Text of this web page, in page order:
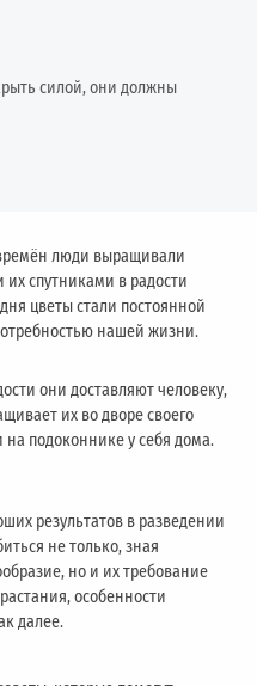
силой, они должны
люди выращивали
спутниками в радости
цветы стали постоянной
нашей жизни.
они доставляют человеку,
их во дворе своего
на подоконнике у себя дома.
результатов в разведении
не только, зная
но и их требование
особенности
далее.